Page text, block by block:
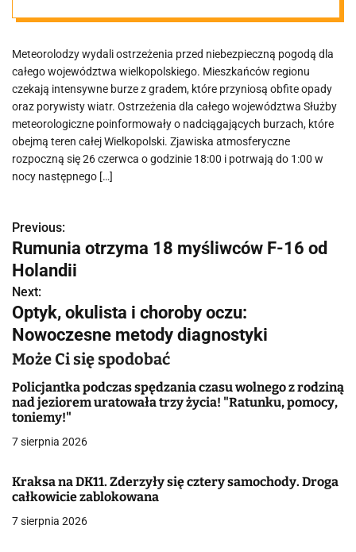
ostrzeżenia dla
całego regionu
Meteorolodzy wydali ostrzeżenia przed niebezpieczną pogodą dla
całego województwa wielkopolskiego. Mieszkańców regionu
czekają intensywne burze z gradem, które przyniosą obfite opady
oraz porywisty wiatr. Ostrzeżenia dla całego województwa Służby
meteorologiczne poinformowały o nadciągających burzach, które
obejmą teren całej Wielkopolski. Zjawiska atmosferyczne
rozpoczną się 26 czerwca o godzinie 18:00 i potrwają do 1:00 w
nocy następnego […]
N
a
w
i
g
a
c
j
a
w
Previous:
Rumunia otrzyma 18 myśliwców F-16 od
Holandii
Next:
Optyk, okulista i choroby oczu:
Nowoczesne metody diagnostyki
Może Ci się spodobać
Policjantka podczas spędzania czasu wolnego z rodziną
nad jeziorem uratowała trzy życia! "Ratunku, pomocy,
toniemy!"
7 sierpnia 2026
Kraksa na DK11. Zderzyły się cztery samochody. Droga
całkowicie zablokowana
7 sierpnia 2026